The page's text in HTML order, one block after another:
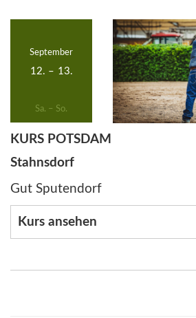
12. – 13.
September
Sa. – So.
KURS POTSDAM
Stahnsdorf
Gut Sputendorf
Kurs ansehen